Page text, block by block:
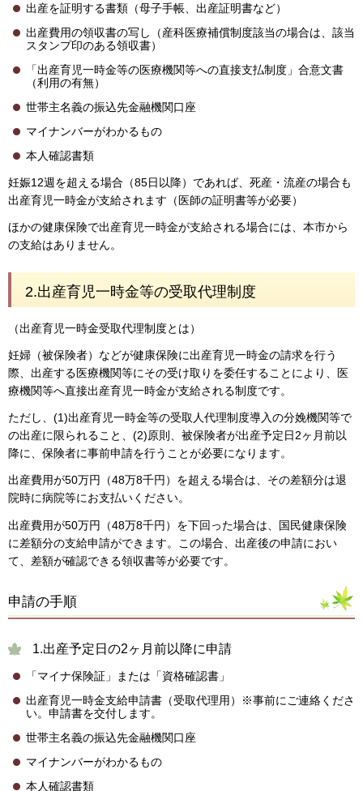
出産を証明する書類（母子手帳、出産証明書など）
出産費用の領収書の写し（産科医療補償制度該当の場合は、該当
スタンプ印のある領収書）
「出産育児一時金等の医療機関等への直接支払制度」合意文書
（利用の有無）
世帯主名義の振込先金融機関口座
マイナンバーがわかるもの
本人確認書類
妊娠12週を超える場合（85日以降）であれば、死産・流産の場合も
出産育児一時金が支給されます（医師の証明書等が必要）
ほかの健康保険で出産育児一時金が支給される場合には、本市から
の支給はありません。
2.出産育児一時金等の受取代理制度
（出産育児一時金受取代理制度とは）
妊婦（被保険者）などが健康保険に出産育児一時金の請求を行う
際、出産する医療機関等にその受け取りを委任することにより、医
療機関等へ直接出産育児一時金が支給される制度です。
ただし、(1)出産育児一時金等の受取人代理制度導入の分娩機関等で
の出産に限られること、(2)原則、被保険者が出産予定日2ヶ月前以
降に、保険者に事前申請を行うことが必要になります。
出産費用が50万円（48万8千円）を超える場合は、その差額分は退
院時に病院等にお支払いください。
出産費用が50万円（48万8千円）を下回った場合は、国民健康保険
に差額分の支給申請ができます。この場合、出産後の申請におい
て、差額が確認できる領収書等が必要です。
申請の手順
1.出産予定日の2ヶ月前以降に申請
「マイナ保険証」または「資格確認書」
出産育児一時金支給申請書（受取代理用）※事前にご連絡くださ
い。申請書を交付します。
世帯主名義の振込先金融機関口座
マイナンバーがわかるもの
本人確認書類